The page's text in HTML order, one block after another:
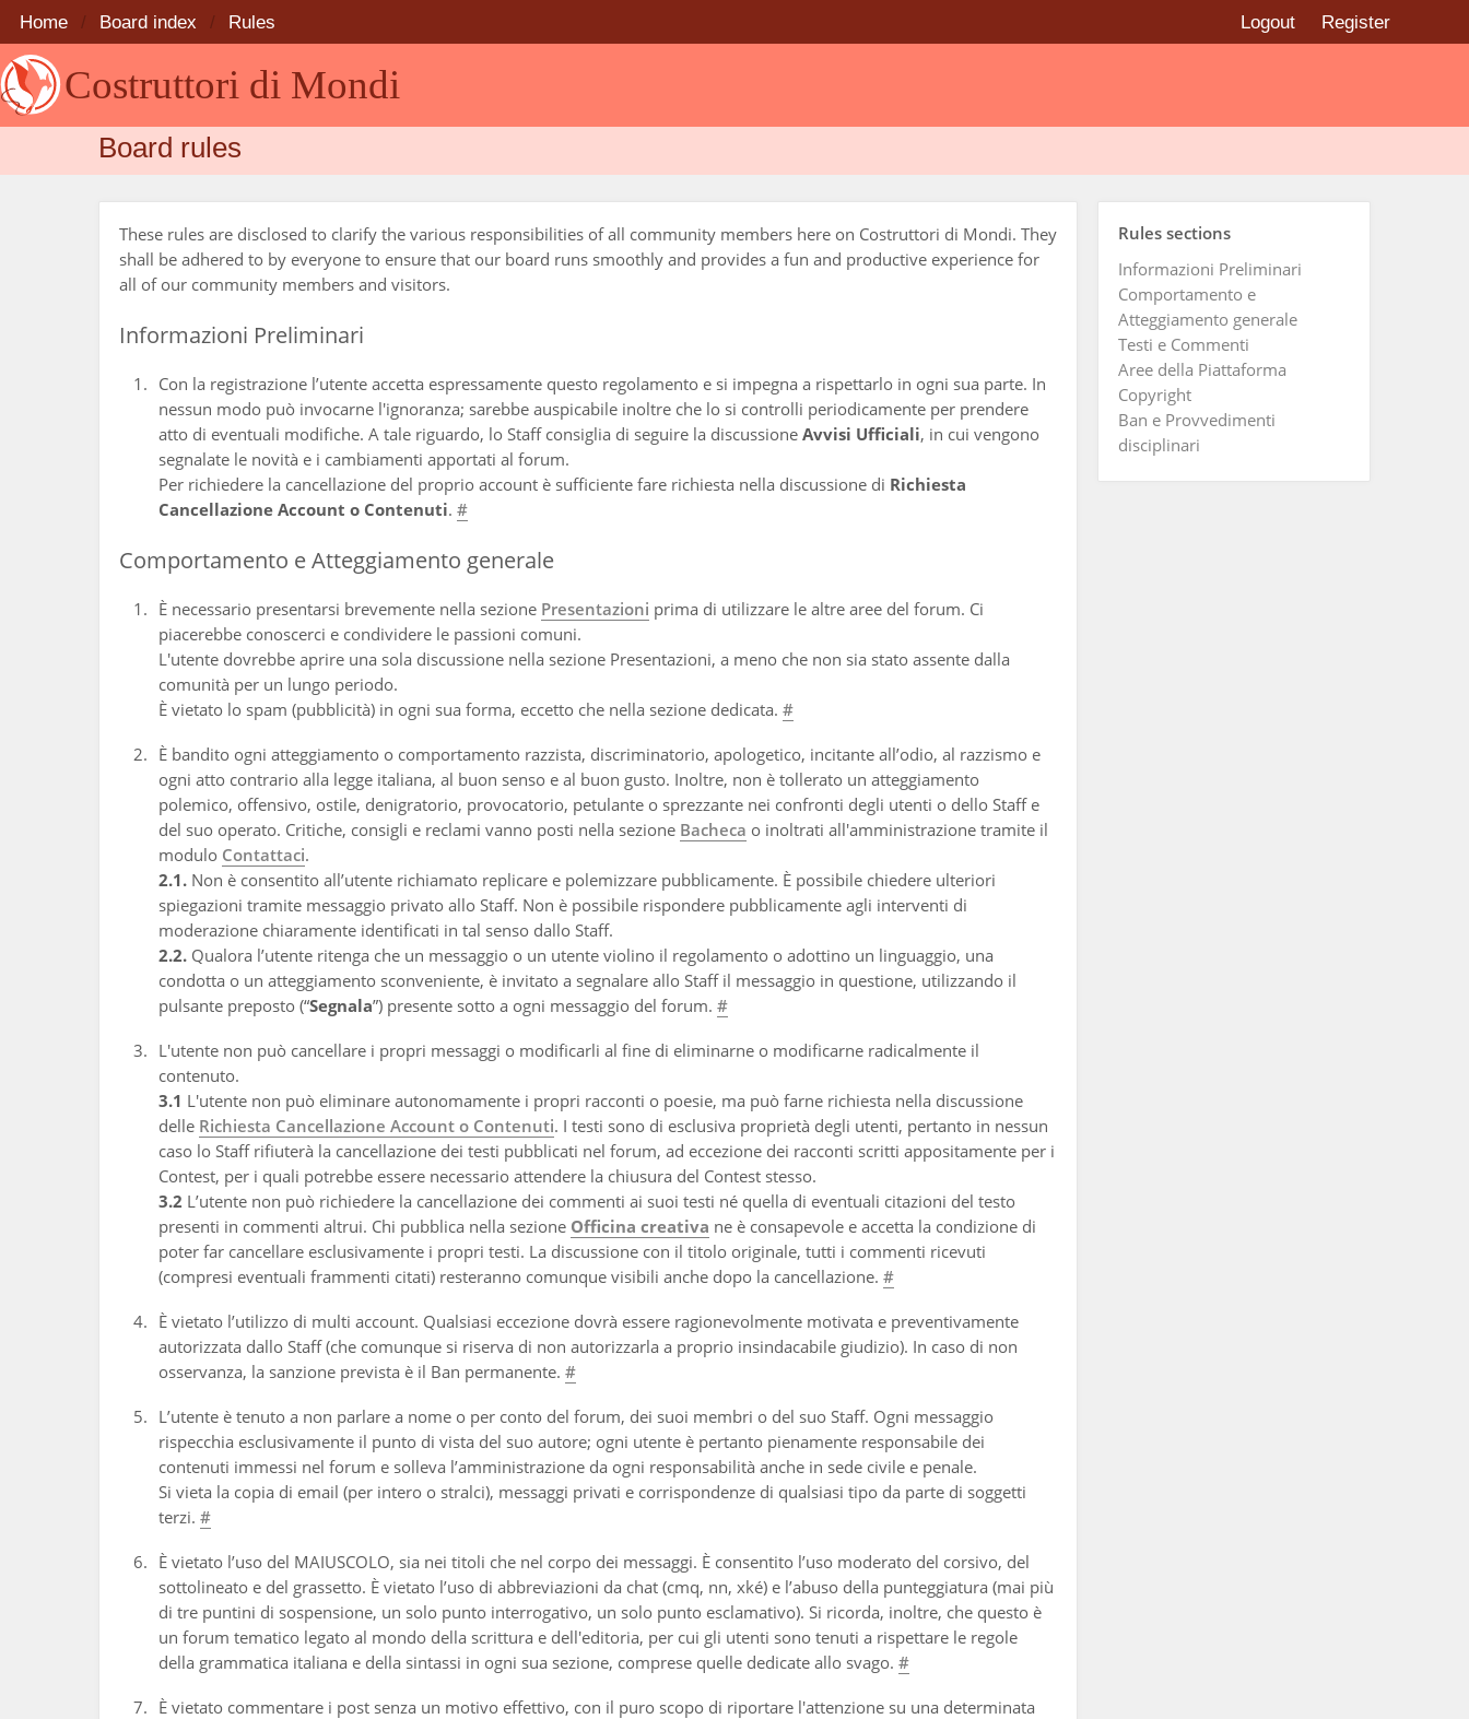
Costruttori di Mondi
Logout Register
Home Board index Rules
Board rules
These rules are disclosed to clarify the various responsibilities of all community members here on Costruttori di Mondi. They
shall be adhered to by everyone to ensure that our board runs smoothly and provides a fun and productive experience for
all of our community members and visitors.
Informazioni Preliminari
Con la registrazione l’utente accetta espressamente questo regolamento e si impegna a rispettarlo in ogni sua parte. In
nessun modo può invocarne l'ignoranza; sarebbe auspicabile inoltre che lo si controlli periodicamente per prendere
atto di eventuali modifiche. A tale riguardo, lo Staff consiglia di seguire la discussione Avvisi Ufficiali, in cui vengono
segnalate le novità e i cambiamenti apportati al forum.
Per richiedere la cancellazione del proprio account è sufficiente fare richiesta nella discussione di Richiesta
Cancellazione Account o Contenuti. #
Comportamento e Atteggiamento generale
È necessario presentarsi brevemente nella sezione Presentazioni prima di utilizzare le altre aree del forum. Ci
piacerebbe conoscerci e condividere le passioni comuni.
L'utente dovrebbe aprire una sola discussione nella sezione Presentazioni, a meno che non sia stato assente dalla
comunità per un lungo periodo.
È vietato lo spam (pubblicità) in ogni sua forma, eccetto che nella sezione dedicata. #
È bandito ogni atteggiamento o comportamento razzista, discriminatorio, apologetico, incitante all’odio, al razzismo e
ogni atto contrario alla legge italiana, al buon senso e al buon gusto. Inoltre, non è tollerato un atteggiamento
polemico, offensivo, ostile, denigratorio, provocatorio, petulante o sprezzante nei confronti degli utenti o dello Staff e
del suo operato. Critiche, consigli e reclami vanno posti nella sezione Bacheca o inoltrati all'amministrazione tramite il
modulo Contattaci.
2.1. Non è consentito all’utente richiamato replicare e polemizzare pubblicamente. È possibile chiedere ulteriori
spiegazioni tramite messaggio privato allo Staff. Non è possibile rispondere pubblicamente agli interventi di
moderazione chiaramente identificati in tal senso dallo Staff.
2.2. Qualora l’utente ritenga che un messaggio o un utente violino il regolamento o adottino un linguaggio, una
condotta o un atteggiamento sconveniente, è invitato a segnalare allo Staff il messaggio in questione, utilizzando il
pulsante preposto (“Segnala”) presente sotto a ogni messaggio del forum. #
L'utente non può cancellare i propri messaggi o modificarli al fine di eliminarne o modificarne radicalmente il
contenuto.
3.1 L'utente non può eliminare autonomamente i propri racconti o poesie, ma può farne richiesta nella discussione
delle Richiesta Cancellazione Account o Contenuti. I testi sono di esclusiva proprietà degli utenti, pertanto in nessun
caso lo Staff rifiuterà la cancellazione dei testi pubblicati nel forum, ad eccezione dei racconti scritti appositamente per i
Contest, per i quali potrebbe essere necessario attendere la chiusura del Contest stesso.
3.2 L’utente non può richiedere la cancellazione dei commenti ai suoi testi né quella di eventuali citazioni del testo
presenti in commenti altrui. Chi pubblica nella sezione Officina creativa ne è consapevole e accetta la condizione di
poter far cancellare esclusivamente i propri testi. La discussione con il titolo originale, tutti i commenti ricevuti
(compresi eventuali frammenti citati) resteranno comunque visibili anche dopo la cancellazione. #
È vietato l’utilizzo di multi account. Qualsiasi eccezione dovrà essere ragionevolmente motivata e preventivamente
autorizzata dallo Staff (che comunque si riserva di non autorizzarla a proprio insindacabile giudizio). In caso di non
osservanza, la sanzione prevista è il Ban permanente. #
L’utente è tenuto a non parlare a nome o per conto del forum, dei suoi membri o del suo Staff. Ogni messaggio
rispecchia esclusivamente il punto di vista del suo autore; ogni utente è pertanto pienamente responsabile dei
contenuti immessi nel forum e solleva l’amministrazione da ogni responsabilità anche in sede civile e penale.
Si vieta la copia di email (per intero o stralci), messaggi privati e corrispondenze di qualsiasi tipo da parte di soggetti
terzi. #
È vietato l’uso del MAIUSCOLO, sia nei titoli che nel corpo dei messaggi. È consentito l’uso moderato del corsivo, del
sottolineato e del grassetto. È vietato l’uso di abbreviazioni da chat (cmq, nn, xké) e l’abuso della punteggiatura (mai più
di tre puntini di sospensione, un solo punto interrogativo, un solo punto esclamativo). Si ricorda, inoltre, che questo è
un forum tematico legato al mondo della scrittura e dell'editoria, per cui gli utenti sono tenuti a rispettare le regole
della grammatica italiana e della sintassi in ogni sua sezione, comprese quelle dedicate allo svago. #
È vietato commentare i post senza un motivo effettivo, con il puro scopo di riportare l'attenzione su una determinata
Rules sections
Informazioni Preliminari
Comportamento e
Atteggiamento generale
Testi e Commenti
Aree della Piattaforma
Copyright
Ban e Provvedimenti
disciplinari